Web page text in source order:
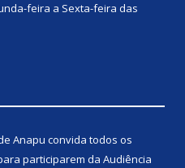
feira a Sexta-feira das
Anapu convida todos os
participarem da Audiência